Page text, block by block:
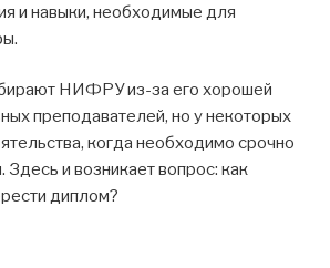
и навыки, необходимые для
НИФРУ из-за его хорошей
преподавателей, но у некоторых
когда необходимо срочно
Здесь и возникает вопрос: как
диплом?